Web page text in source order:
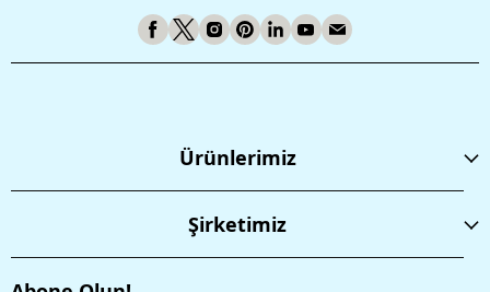
Ürünlerimiz
Şirketimiz